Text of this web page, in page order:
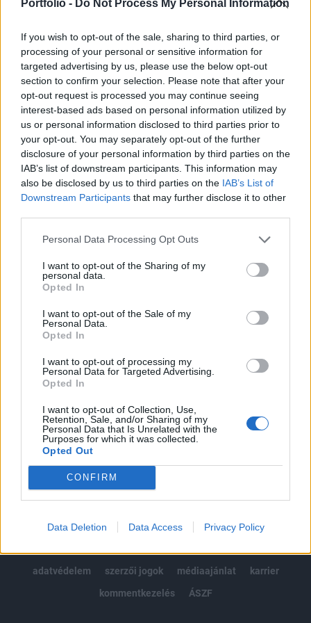
Portfolio - Do Not Process My Personal Information
If you wish to opt-out of the sale, sharing to third parties, or
processing of your personal or sensitive information for
targeted advertising by us, please use the below opt-out
section to confirm your selection. Please note that after your
opt-out request is processed you may continue seeing
interest-based ads based on personal information utilized by
us or personal information disclosed to third parties prior to
your opt-out. You may separately opt-out of the further
disclosure of your personal information by third parties on the
IAB’s list of downstream participants. This information may
also be disclosed by us to third parties on the IAB’s List of
Downstream Participants that may further disclose it to other
Personal Data Processing Opt Outs
I want to opt-out of the Sharing of my
personal data.
Opted In
I want to opt-out of the Sale of my
Personal Data.
Opted In
I want to opt-out of processing my
Personal Data for Targeted Advertising.
Opted In
I want to opt-out of Collection, Use,
Retention, Sale, and/or Sharing of my
Personal Data that Is Unrelated with the
Purposes for which it was collected.
Opted Out
CONFIRM
Data Deletion Data Access Privacy Policy
Úgy tűnik, komoly lépésre szánták el magukat az amerikai
honatyák, a jövőben ugyanis egyértelmű felügyeleti
jogkörrel ruházzák fel az értékpapírpiaci felügyeletet (SEC)
a hedge fund iparágban is. Erről az amerikai törvényhozás
pénzügyi szolgáltatásokért felelős bizottságának elnöke,
Barney Frank beszélt tegnap a Reuters Global Financial
REgulation Summit elnevezésű...
KEDVES OLVASÓNK!
A keresett cikk a portfolio.hu hírarchívumához
tartozik, melynek olvasása előfizetéses
Az előfizetés a következőket tartalmazza:
Kötéslisták: BÉT elmúlt 2 év napon belüli
kötéslistái
Előfizetés
MÁR ELŐFIZETŐNK VAGY?BEJELENTKEZÉS
© 2026 Portfolio
adatvédelem
szerzői jogok médiaajánlat
karrier
kommentkezelés
ÁSZF